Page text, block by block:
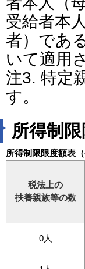
受給者本
者）であ
いて適用
注3. 特定
す。
所得制
所得制限限度額表
税法上の
扶養親族等の数
0人